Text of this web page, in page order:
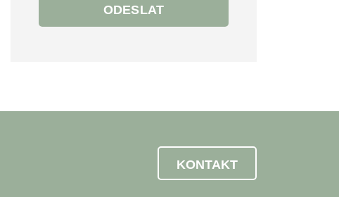
ODESLAT
KONTAKT